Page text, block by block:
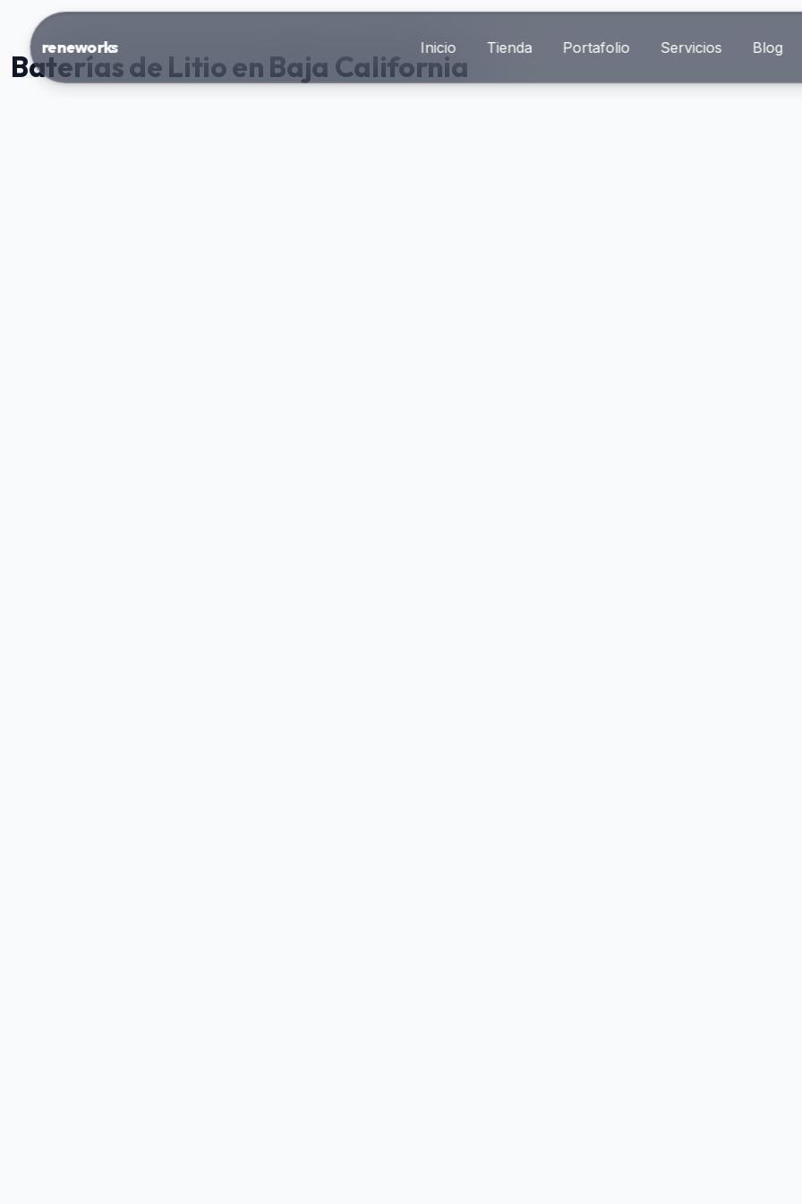
reneworks Inicio Tienda Portafolio Servicios Blog
Baterías de Litio en Baja California